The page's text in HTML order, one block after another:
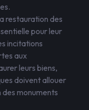
restauration des
pour leur
incitations
aux
leurs biens,
doivent allouer
monuments